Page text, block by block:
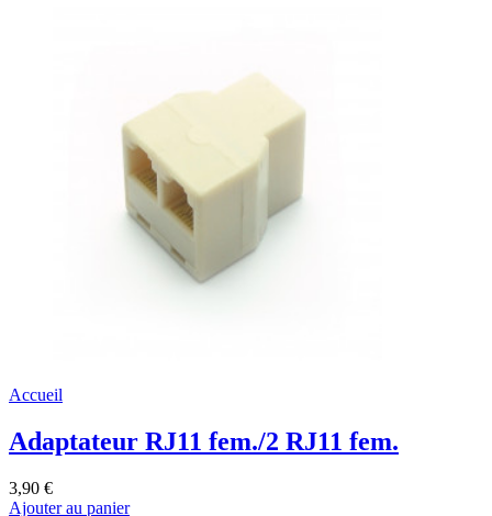
Accueil
Adaptateur RJ11 fem./2 RJ11 fem.
3,90 €
Ajouter au panier